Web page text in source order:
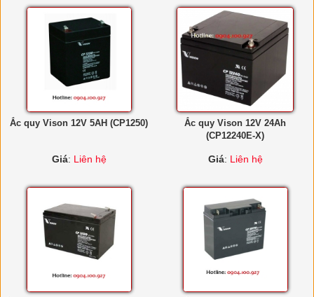
Ắc quy Vison 12V 5AH (CP1250)
Giá: Liên hệ
Ắc quy Vison 12V 24Ah
(CP12240E-X)
Giá: Liên hệ